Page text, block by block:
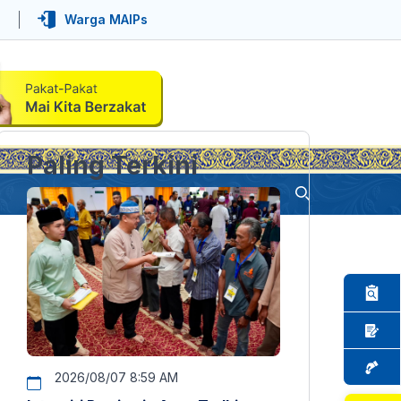
Warga MAIPs
Paling Terkini
2026/08/07 8:59 AM